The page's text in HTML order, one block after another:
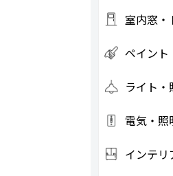
室内窓・
ペイント
ライト・
電気・照
インテリ